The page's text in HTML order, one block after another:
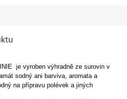
je vyroben výhradně ze surovin v
sodný ani barviva, aromata a
na přípravu polévek a jiných